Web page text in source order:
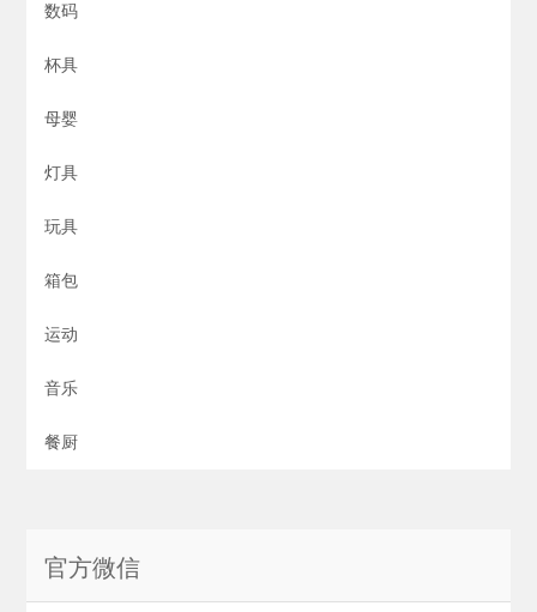
数码
杯具
母婴
灯具
玩具
箱包
运动
音乐
餐厨
官方微信